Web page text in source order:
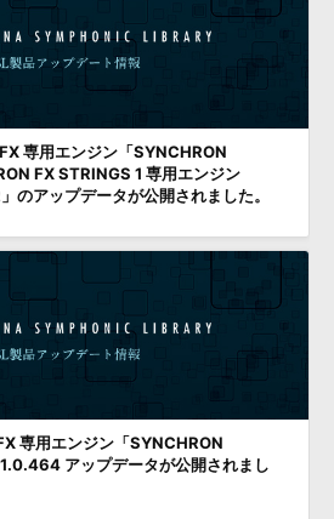
専用エンジン「SYNCHRON
FX STRINGS 1 専用エンジン
のアップデータが公開されました。
専用エンジン「SYNCHRON
アップデータが公開されまし